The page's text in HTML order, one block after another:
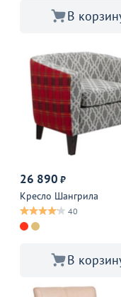
В
26 890 ₽
Кресло Шангрила
40
В